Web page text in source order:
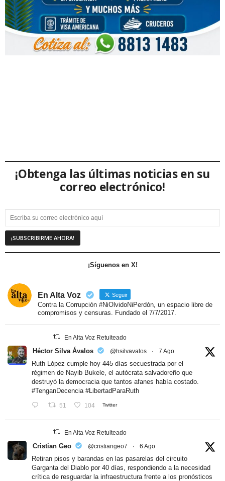
¡Obtenga las últimas noticias en su
correo electrónico!
¡Síguenos en X!
En Alta Voz Seguir
Contra la Corrupción #NiOlvidoNiPerdón, un espacio libre de
compromisos y censuras. Fundado el 7/7/2017.
En Alta Voz Retuiteado
Héctor Silva Ávalos @hsilvavalos · 7 Ago
Ruth López cumple hoy 445 días secuestrada por el
régimen de Nayib Bukele, el autócrata salvadoreño que
destruyó la democracia que tantos afanes había costado.
#TenganDecencia #LibertadParaRuth
51 104 Twitter
En Alta Voz Retuiteado
Cristian Geo @cristiangeo7 · 6 Ago
Retiran pisos y barandas en las pasarelas del circuito
Garganta del Diablo por 40 días, respondiendo a la necesidad
crítica de resguardar la infraestructura frente a los pronósticos